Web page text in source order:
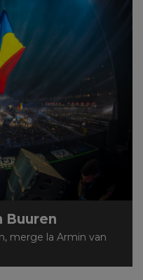
Buuren
merge la Armin van